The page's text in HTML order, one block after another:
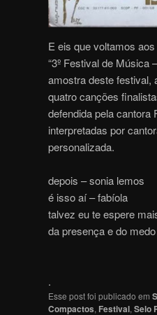
E eis que voltamos
“3º Festival de Música
amostra deste festival,
quatro canções
defendida pela cantora
interpretadas por
personalizada.
depois – sonia lemos
é isso aí – fabíola
talvez eu te espere
da presença e do
.
Esse post foi publicado em
Compactos, Festival, Selo